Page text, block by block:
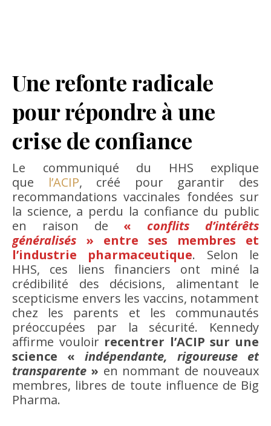
Une refonte radicale
pour répondre à une
crise de confiance
Le communiqué du HHS explique
que l’ACIP, créé pour garantir des
recommandations vaccinales fondées sur
la science, a perdu la confiance du public
en raison de « conflits d’intérêts
généralisés » entre ses membres et
l’industrie pharmaceutique. Selon le
HHS, ces liens financiers ont miné la
crédibilité des décisions, alimentant le
scepticisme envers les vaccins, notamment
chez les parents et les communautés
préoccupées par la sécurité. Kennedy
affirme vouloir recentrer l’ACIP sur une
science « indépendante, rigoureuse et
transparente » en nommant de nouveaux
membres, libres de toute influence de Big
Pharma.